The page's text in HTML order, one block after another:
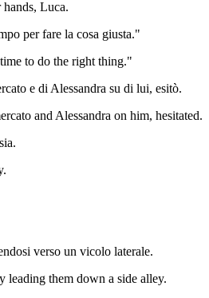
Luca.
per fare la cosa giusta."
to do the right thing."
e di Alessandra su di lui, esitò.
and Alessandra on him, hesitated.
verso un vicolo laterale.
leading them down a side alley.